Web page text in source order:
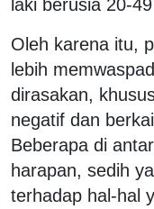
laki berusia 20-
Oleh karena itu,
lebih
dirasakan,
negatif dan
Beberapa di
harapan, sedih
terhadap hal-hal